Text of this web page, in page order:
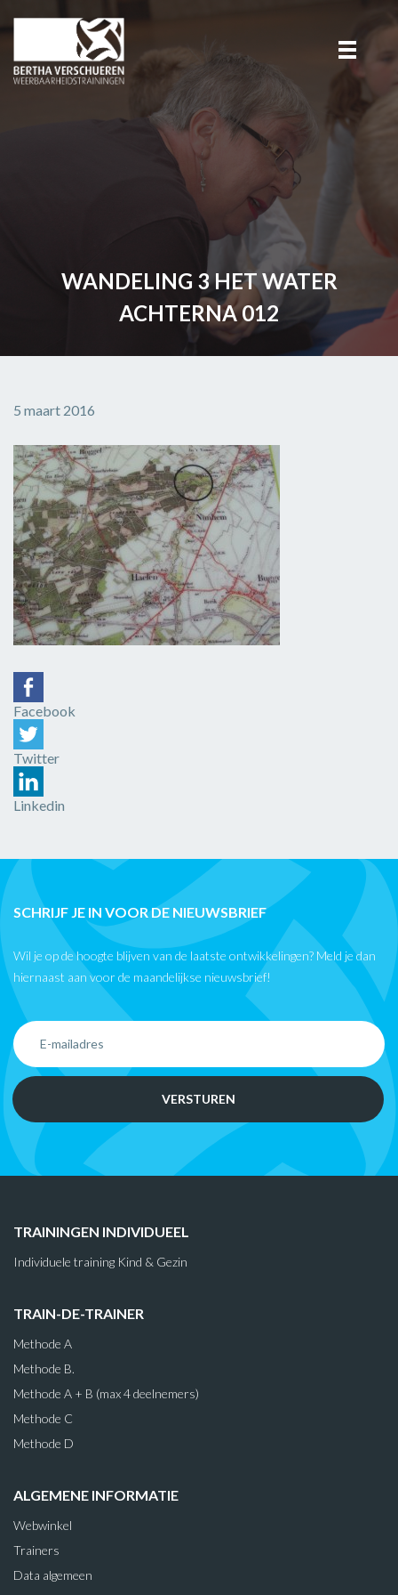
WANDELING 3 HET WATER
ACHTERNA 012
5 maart 2016
Facebook
Twitter
Linkedin
SCHRIJF JE IN VOOR DE NIEUWSBRIEF
Wil je op de hoogte blijven van de laatste ontwikkelingen? Meld je dan
hiernaast aan voor de maandelijkse nieuwsbrief!
TRAININGEN INDIVIDUEEL
Individuele training Kind & Gezin
TRAIN-DE-TRAINER
Methode A
Methode B.
Methode A + B (max 4 deelnemers)
Methode C
Methode D
ALGEMENE INFORMATIE
Webwinkel
Trainers
Data algemeen